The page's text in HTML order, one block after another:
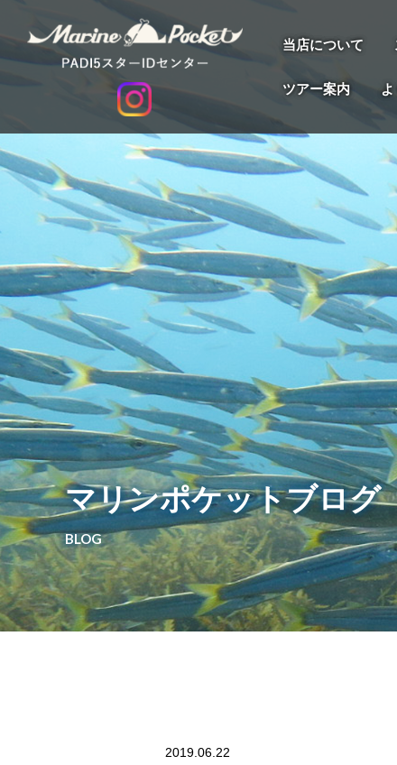
当店について
ツアー案内 よ
マリンポケットブログ
BLOG
2019.06.22